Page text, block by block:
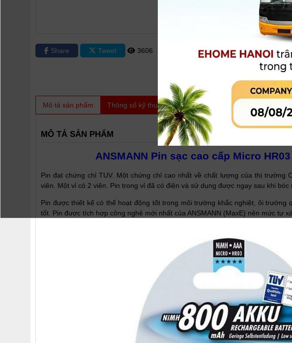
Share Tweet 3606
Qua công
Mô tả sản phẩm Thông số kỹ thuật Video Sản phẩm đang khuyến mại
MÔ TẢ SẢN PHẨM
ANSMANN Pin sạc cao cấp Micro
Pin đạt chứng chỉ TUV. Một chứng chỉ cao nhất về chất lượng của thị trường
viên. Một vỉ có 2 viên. Pin trong vỉ đã có điện và sử dụng được ngay sau khi bóc
Pin được thiết kế có thể hoạt động tốt trong môi trường khắc nghiệt, ôi trường
tốt. Pin được tích hợp công nghệ mới nhất của ANSMANN (MaxE) nên mức tự